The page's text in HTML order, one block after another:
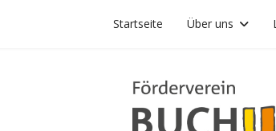
Startseite Über uns